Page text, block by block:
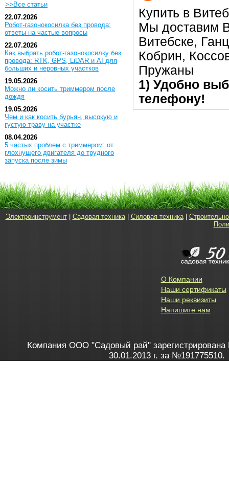
>>Все статьи
22.07.2026
Робот-газонокосилка без провода:
ответы на частые вопросы
22.07.2026
Как выбрать робот-газонокосилку без
провода: RTK, GPS, LiDAR и AI для
больших и неровных участков
19.05.2026
Можно ли косить триммером после
дождя
19.05.2026
Чем и как косить бурьян, высокую и
густую траву на участке
08.04.2026
5 частых проблем с триммером: от
глохнущего двигателя до трудного
запуска после зимы
Купить в
Мы доставим
Витебске,
Кобрин,
Пружаны
1) Удобно
телефону!
Электроинструмент| Садовая техника| Силовая техника|
О Компании
Наши сертификаты
Наши реквизиты
Напишите нам
Компания ООО "Садовый рай" зарегистрирована
30.01.2013 г. за №191775510.